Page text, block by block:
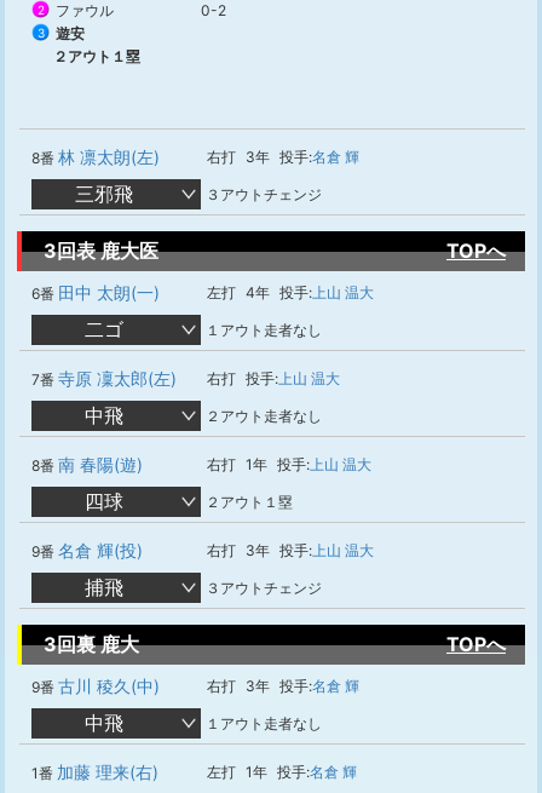
2 ファウル 0-2
3
遊安
２アウト１塁
8番 林 凛太朗(左) 右打 3年 投手:名倉 輝
三邪飛 ３アウトチェンジ
3回表 鹿大医 TOPへ
6番 田中 太朗(一) 左打 4年 投手:上山 温大
二ゴ １アウト走者なし
7番 寺原 凜太郎(左) 右打 投手:上山 温大
中飛 ２アウト走者なし
8番 南 春陽(遊) 右打 1年 投手:上山 温大
四球 ２アウト１塁
9番 名倉 輝(投) 右打 3年 投手:上山 温大
捕飛 ３アウトチェンジ
3回裏 鹿大 TOPへ
9番 古川 稜久(中) 右打 3年 投手:名倉 輝
中飛 １アウト走者なし
1番 加藤 理来(右) 左打 1年 投手:名倉 輝